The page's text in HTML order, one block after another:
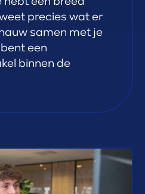
precies wat er
samen met je
een
binnen de